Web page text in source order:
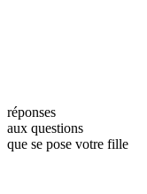
réponses
aux questions
que se pose votre fille